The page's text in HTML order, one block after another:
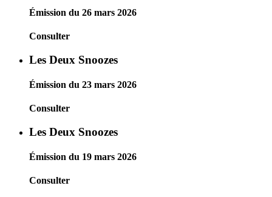
Émission du 26 mars 2026
Consulter
Les Deux Snoozes
Émission du 23 mars 2026
Consulter
Les Deux Snoozes
Émission du 19 mars 2026
Consulter